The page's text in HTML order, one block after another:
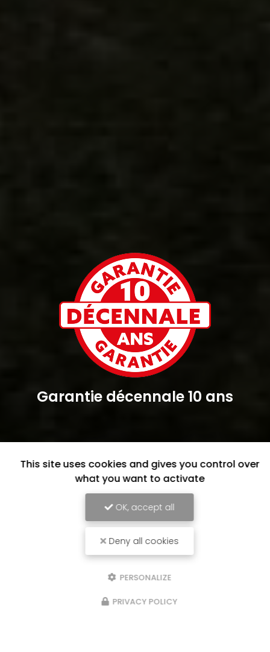
Garantie décennale 10 ans
This site uses cookies and gives you control over
what you want to activate
OK, accept all
Deny all cookies
PERSONALIZE
PRIVACY POLICY